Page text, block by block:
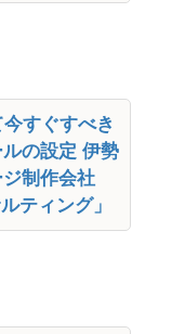
すぐすべき
の設定 伊勢
制作会社
ティング」